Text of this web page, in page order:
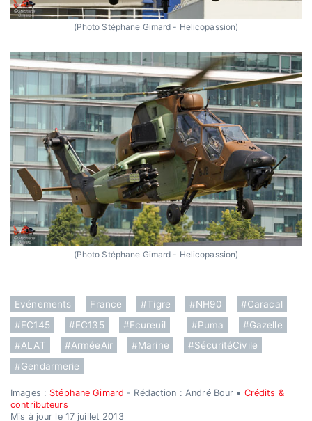
(Photo Stéphane Gimard - Helicopassion)
(Photo Stéphane Gimard - Helicopassion)
Evénements France #Tigre #NH90
#Caracal
#EC145
#EC135 #Ecureuil #Puma
#Gazelle
#ALAT
#ArméeAir #Marine
#SécuritéCivile
#Gendarmerie
Images : Stéphane Gimard - Rédaction : André Bour • Crédits &
contributeurs
Mis à jour le 17 juillet 2013